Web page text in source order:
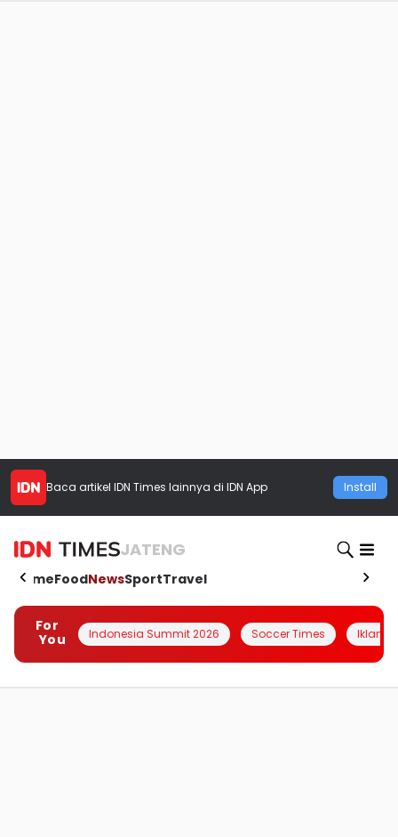
Baca artikel IDN Times lainnya di IDN App Install
JATENG
HomeFoodNewsSportTravel
For
You
Indonesia Summit 2026 Soccer Times Iklanin